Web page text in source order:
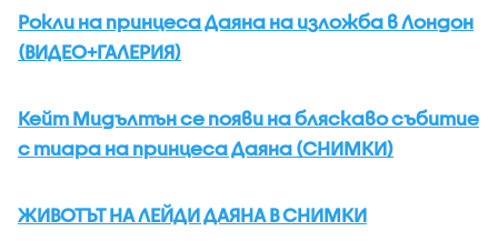
Рокли на принцеса Даяна на изложба в Лондон
(ВИДЕО+ГАЛЕРИЯ)
Кейт Мидълтън се появи на бляскаво събитие
с тиара на принцеса Даяна (СНИМКИ)
ЖИВОТЪТ НА ЛЕЙДИ ДАЯНА В СНИМКИ